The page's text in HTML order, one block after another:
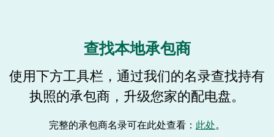
查找本地承包商
使用下方工具栏，通过我们的名录查找持有
执照的承包商，升级您家的配电盘。
完整的承包商名录可在此处查看： 此处。